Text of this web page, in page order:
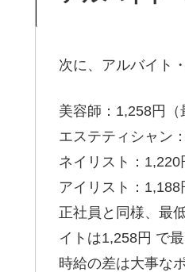
次に、アルバイト
美容師：1,258円（
エステティシャン
ネイリスト：1,220
アイリスト：1,188
正社員と同様、最
イトは1,258円 で
時給の差は大事な